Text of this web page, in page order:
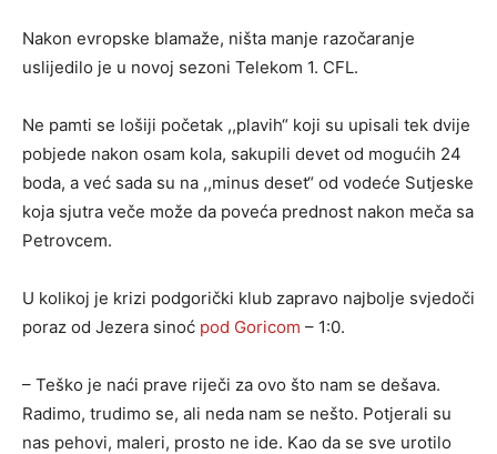
Nakon evropske blamaže, ništa manje razočaranje
uslijedilo je u novoj sezoni Telekom 1. CFL.
Ne pamti se lošiji početak ,,plavih“ koji su upisali tek dvije
pobjede nakon osam kola, sakupili devet od mogućih 24
boda, a već sada su na ,,minus deset“ od vodeće Sutjeske
koja sjutra veče može da poveća prednost nakon meča sa
Petrovcem.
U kolikoj je krizi podgorički klub zapravo najbolje svjedoči
poraz od Jezera sinoć pod Goricom – 1:0.
– Teško je naći prave riječi za ovo što nam se dešava.
Radimo, trudimo se, ali neda nam se nešto. Potjerali su
nas pehovi, maleri, prosto ne ide. Kao da se sve urotilo